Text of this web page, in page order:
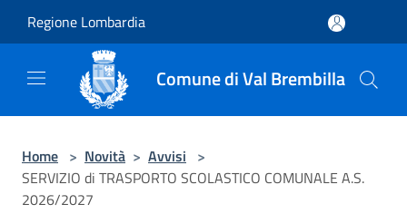
Regione Lombardia
Comune di Val Brembilla
Home > Novità > Avvisi >
SERVIZIO di TRASPORTO SCOLASTICO COMUNALE A.S.
2026/2027